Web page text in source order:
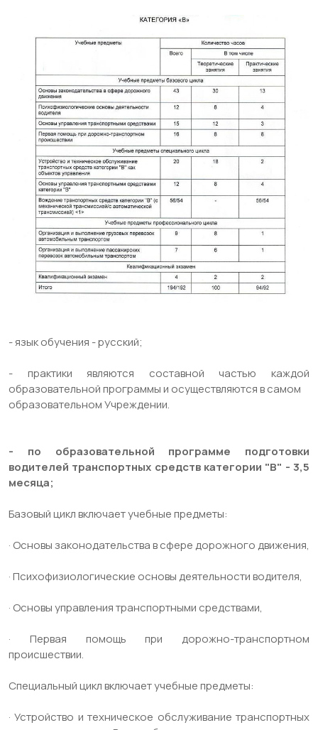
- язык обучения - русский;
- практики являются составной частью каждой
образовательной программы и осуществляются в самом
образовательном Учреждении.
- по образовательной программе подготовки
водителей транспортных средств категории "В" - 3,5
месяца;
Базовый цикл включает учебные предметы:
· Основы законодательства в сфере дорожного движения,
· Психофизиологические основы деятельности водителя,
· Основы управления транспортными средствами,
· Первая помощь при дорожно-транспортном
происшествии.
Специальный цикл включает учебные предметы:
· Устройство и техническое обслуживание транспортных